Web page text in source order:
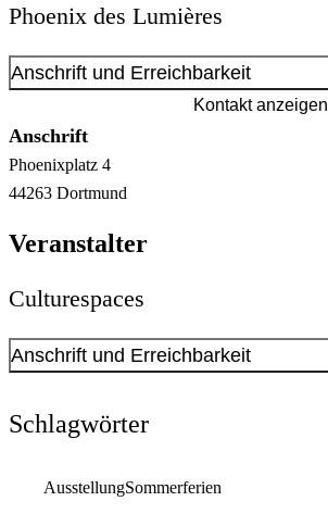
Phoenix des Lumières
Anschrift und Erreichbarkeit
Kontakt anzeigen
Anschrift
Phoenixplatz 4
44263 Dortmund
Veranstalter
Culturespaces
Anschrift und Erreichbarkeit
Schlagwörter
AusstellungSommerferien